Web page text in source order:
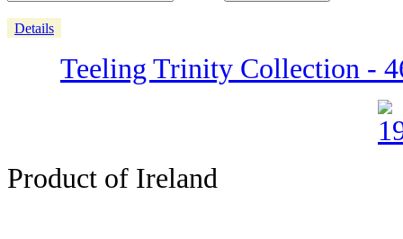
Details
Teeling Trinity Collection -
Product of Ireland